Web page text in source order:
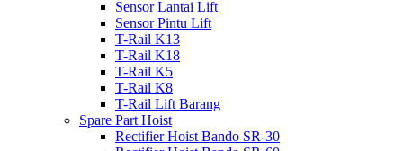
Sensor Lantai Lift
Sensor Pintu Lift
T-Rail K13
T-Rail K18
T-Rail K5
T-Rail K8
T-Rail Lift Barang
Spare Part Hoist
Rectifier Hoist Bando SR-30